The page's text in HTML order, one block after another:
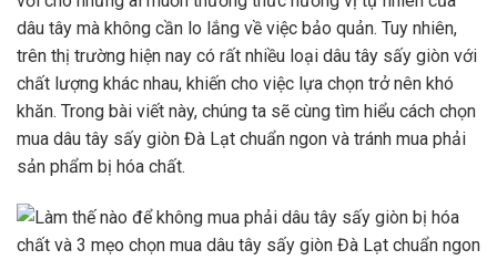
dâu tây mà không cần lo lắng về việc bảo quản. Tuy nhiên,
trên thị trường hiện nay có rất nhiều loại dâu tây sấy giòn với
chất lượng khác nhau, khiến cho việc lựa chọn trở nên khó
khăn. Trong bài viết này, chúng ta sẽ cùng tìm hiểu cách chọn
mua dâu tây sấy giòn Đà Lạt chuẩn ngon và tránh mua phải
sản phẩm bị hóa chất.